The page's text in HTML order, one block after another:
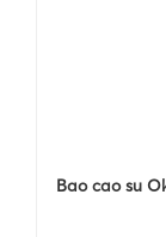
Bao cao su